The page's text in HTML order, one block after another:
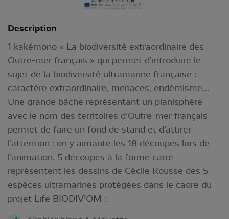
Description
1 kakémono « La biodiversité extraordinaire des
Outre-mer français » qui permet d’introduire le
sujet de la biodiversité ultramarine française :
caractère extraordinaire, menaces, endémisme…
Une grande bâche représentant un planisphère
avec le nom des territoires d’Outre-mer français
permet de faire un fond de stand et d’attirer
l’attention : on y aimante les 18 découpes lors de
l’animation. 5 découpes à la forme carré
représentent les dessins de Cécile Rousse des 5
espèces ultramarines protégées dans le cadre du
projet Life BIODIV’OM :